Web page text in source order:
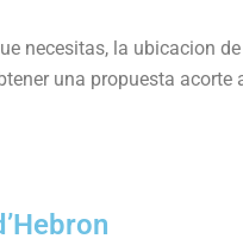
necesitas, la ubicacion
una propuesta acorte